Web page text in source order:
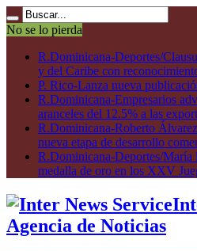
No se lo pierda
R.Dominicana-Deportes/
y del Caribe con
P. Rico-Lanza nueva
R.Dominicana-Empresarios
aranceles del 12.5% a las
R.Dominicana-Roberto
nueva etapa de desarrollo
R.Dominicana-Deportes/María
medalla de oro en los XXV
Agencia de Noticias